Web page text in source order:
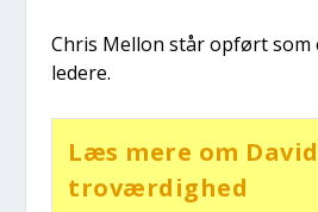
Chris Mel­lon står opført som
lede­re.
Læs mere om
tro­vær­dig­hed